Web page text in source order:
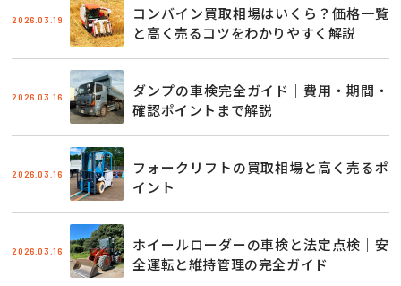
2026.03.19
コンバイン買取相場はいくら？価格一覧
と高く売るコツをわかりやすく解説
2026.03.16
ダンプの車検完全ガイド｜費用・期間・
確認ポイントまで解説
2026.03.16
フォークリフトの買取相場と高く売るポ
イント
2026.03.16
ホイールローダーの車検と法定点検｜安
全運転と維持管理の完全ガイド